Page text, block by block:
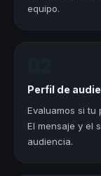
equipo.
Perfil de
Evaluamos si
El mensaje y el
audiencia.